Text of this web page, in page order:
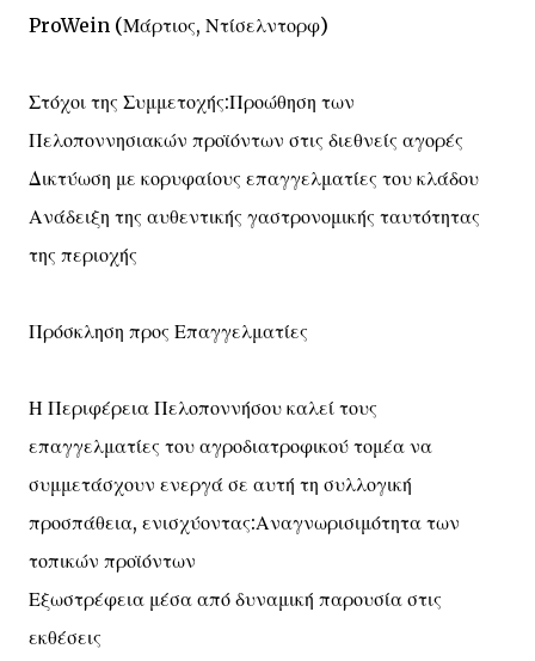
ProWein (Μάρτιος, Ντίσελντορφ)
Στόχοι της Συμμετοχής:Προώθηση των
Πελοποννησιακών προϊόντων στις διεθνείς αγορές
Δικτύωση με κορυφαίους επαγγελματίες του κλάδου
Ανάδειξη της αυθεντικής γαστρονομικής ταυτότητας
της περιοχής
Πρόσκληση προς Επαγγελματίες
Η Περιφέρεια Πελοποννήσου καλεί τους
επαγγελματίες του αγροδιατροφικού τομέα να
συμμετάσχουν ενεργά σε αυτή τη συλλογική
προσπάθεια, ενισχύοντας:Αναγνωρισιμότητα των
τοπικών προϊόντων
Εξωστρέφεια μέσα από δυναμική παρουσία στις
εκθέσεις